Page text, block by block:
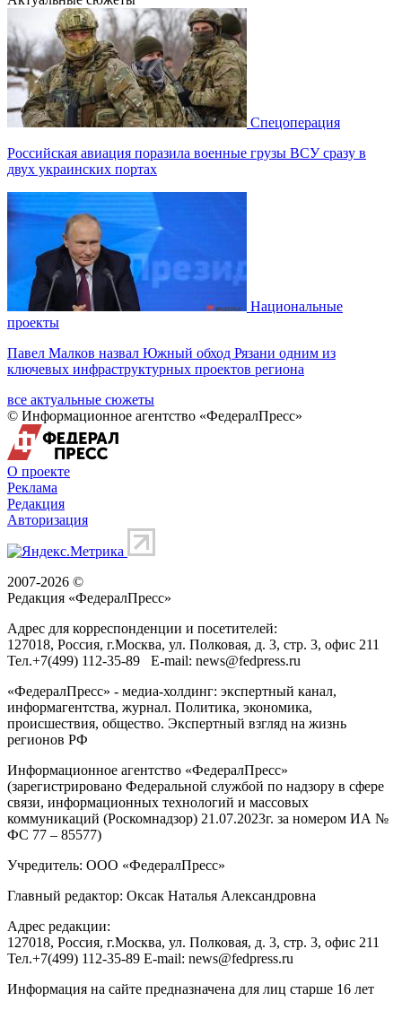
Спецоперация
Российская авиация поразила военные грузы ВСУ сразу в
двух украинских портах
Национальные
проекты
Павел Малков назвал Южный обход Рязани одним из
ключевых инфраструктурных проектов региона
все актуальные сюжеты
© Информационное агентство «ФедералПресс»
О проекте
Реклама
Редакция
Авторизация
2007-2026 ©
Редакция «ФедералПресс»
Адрес для корреспонденции и посетителей:
127018, Россия, г.Москва, ул. Полковая, д. 3, стр. 3, офис 211
Тел.+7(499) 112-35-89 E-mail: news@fedpress.ru
«ФедералПресс» - медиа-холдинг: экспертный канал,
информагентства, журнал. Политика, экономика,
происшествия, общество. Экспертный взгляд на жизнь
регионов РФ
Информационное агентство «ФедералПресс»
(зарегистрировано Федеральной службой по надзору в сфере
связи, информационных технологий и массовых
коммуникаций (Роскомнадзор) 21.07.2023г. за номером ИА №
ФС 77 – 85577)
Учредитель: ООО «ФедералПресс»
Главный редактор: Оксак Наталья Александровна
Адрес редакции:
127018, Россия, г.Москва, ул. Полковая, д. 3, стр. 3, офис 211
Тел.+7(499) 112-35-89 E-mail: news@fedpress.ru
Информация на сайте предназначена для лиц старше 16 лет